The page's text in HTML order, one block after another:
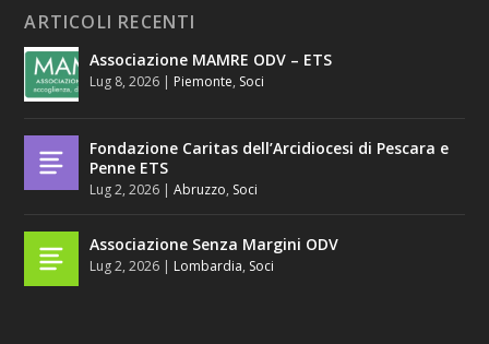
ARTICOLI RECENTI
Associazione MAMRE ODV – ETS
Lug 8, 2026 | Piemonte, Soci
Fondazione Caritas dell’Arcidiocesi di Pescara e
Penne ETS
Lug 2, 2026 |Abruzzo, Soci
Associazione Senza Margini ODV
Lug 2, 2026 | Lombardia, Soci